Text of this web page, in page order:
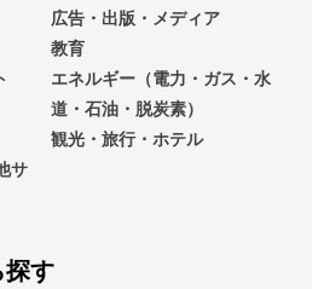
広告・出版・メディア
教育
エネルギー（電力・ガス・水
道・石油・脱炭素）
観光・旅行・ホテル
サ
す